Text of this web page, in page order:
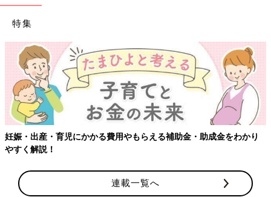
特集
妊娠・出産・育児にかかる費用やもらえる補助金・助成金をわかり
やすく解説！
連載一覧へ